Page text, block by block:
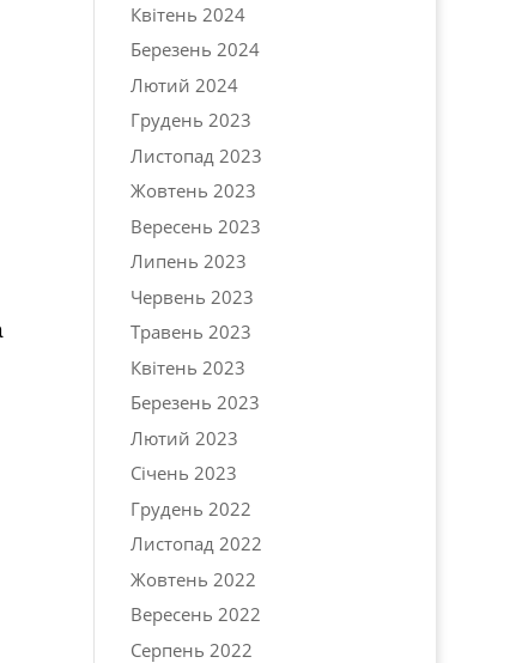
Квітень 2024
Березень 2024
Лютий 2024
Грудень 2023
Листопад 2023
Жовтень 2023
Вересень 2023
Липень 2023
Червень 2023
Травень 2023
Квітень 2023
Березень 2023
Лютий 2023
Січень 2023
Грудень 2022
Листопад 2022
Жовтень 2022
Вересень 2022
Серпень 2022